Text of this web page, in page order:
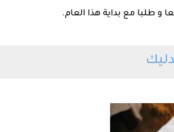
و طلبا مع بداية هذا العام.